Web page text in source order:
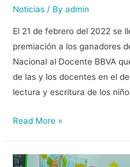
Noticias / Byadmin
El 21 de febrero del 2022 se
premiación a los ganadores
Nacional al Docente BBVA
de las y los docentes en el
lectura y escritura de los
Read More »